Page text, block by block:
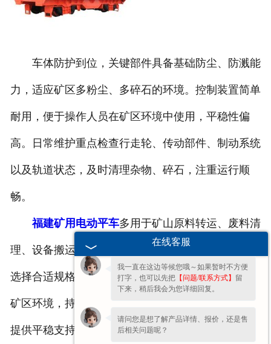
车体防护到位，关键部件具备基础防尘、防溅能
力，适应矿区多粉尘、多碎石的环境。控制装置简单
耐用，便于操作人员在矿区环境中使用，平稳性偏
高。日常维护重点检查行走轮、传动部件、制动系统
以及轨道状态，及时清理杂物、碎石，注重运行顺
畅。
福建矿用电动平车多用于矿山原料转运、废料清
理、设备搬运等场景，可根据矿区运输量与路线长度
选择合适规格。规范操作、定期保养，能让设备适应
矿区环境，持续平稳完成运输任务，为矿山物料流转
提供平稳支持，减轻人力运输压力，提升矿区作业效
在线客服
您好呀～很高兴为您服务！😊 有什么问
题都可以跟我说哦。
我一直在这边等候您哦～如果暂时不方便
打字，也可以先把 【问题/联系方式】 留
下来，稍后我会为您详细回复。
请问您是想了解产品详情、报价，还是售
后相关问题呢？